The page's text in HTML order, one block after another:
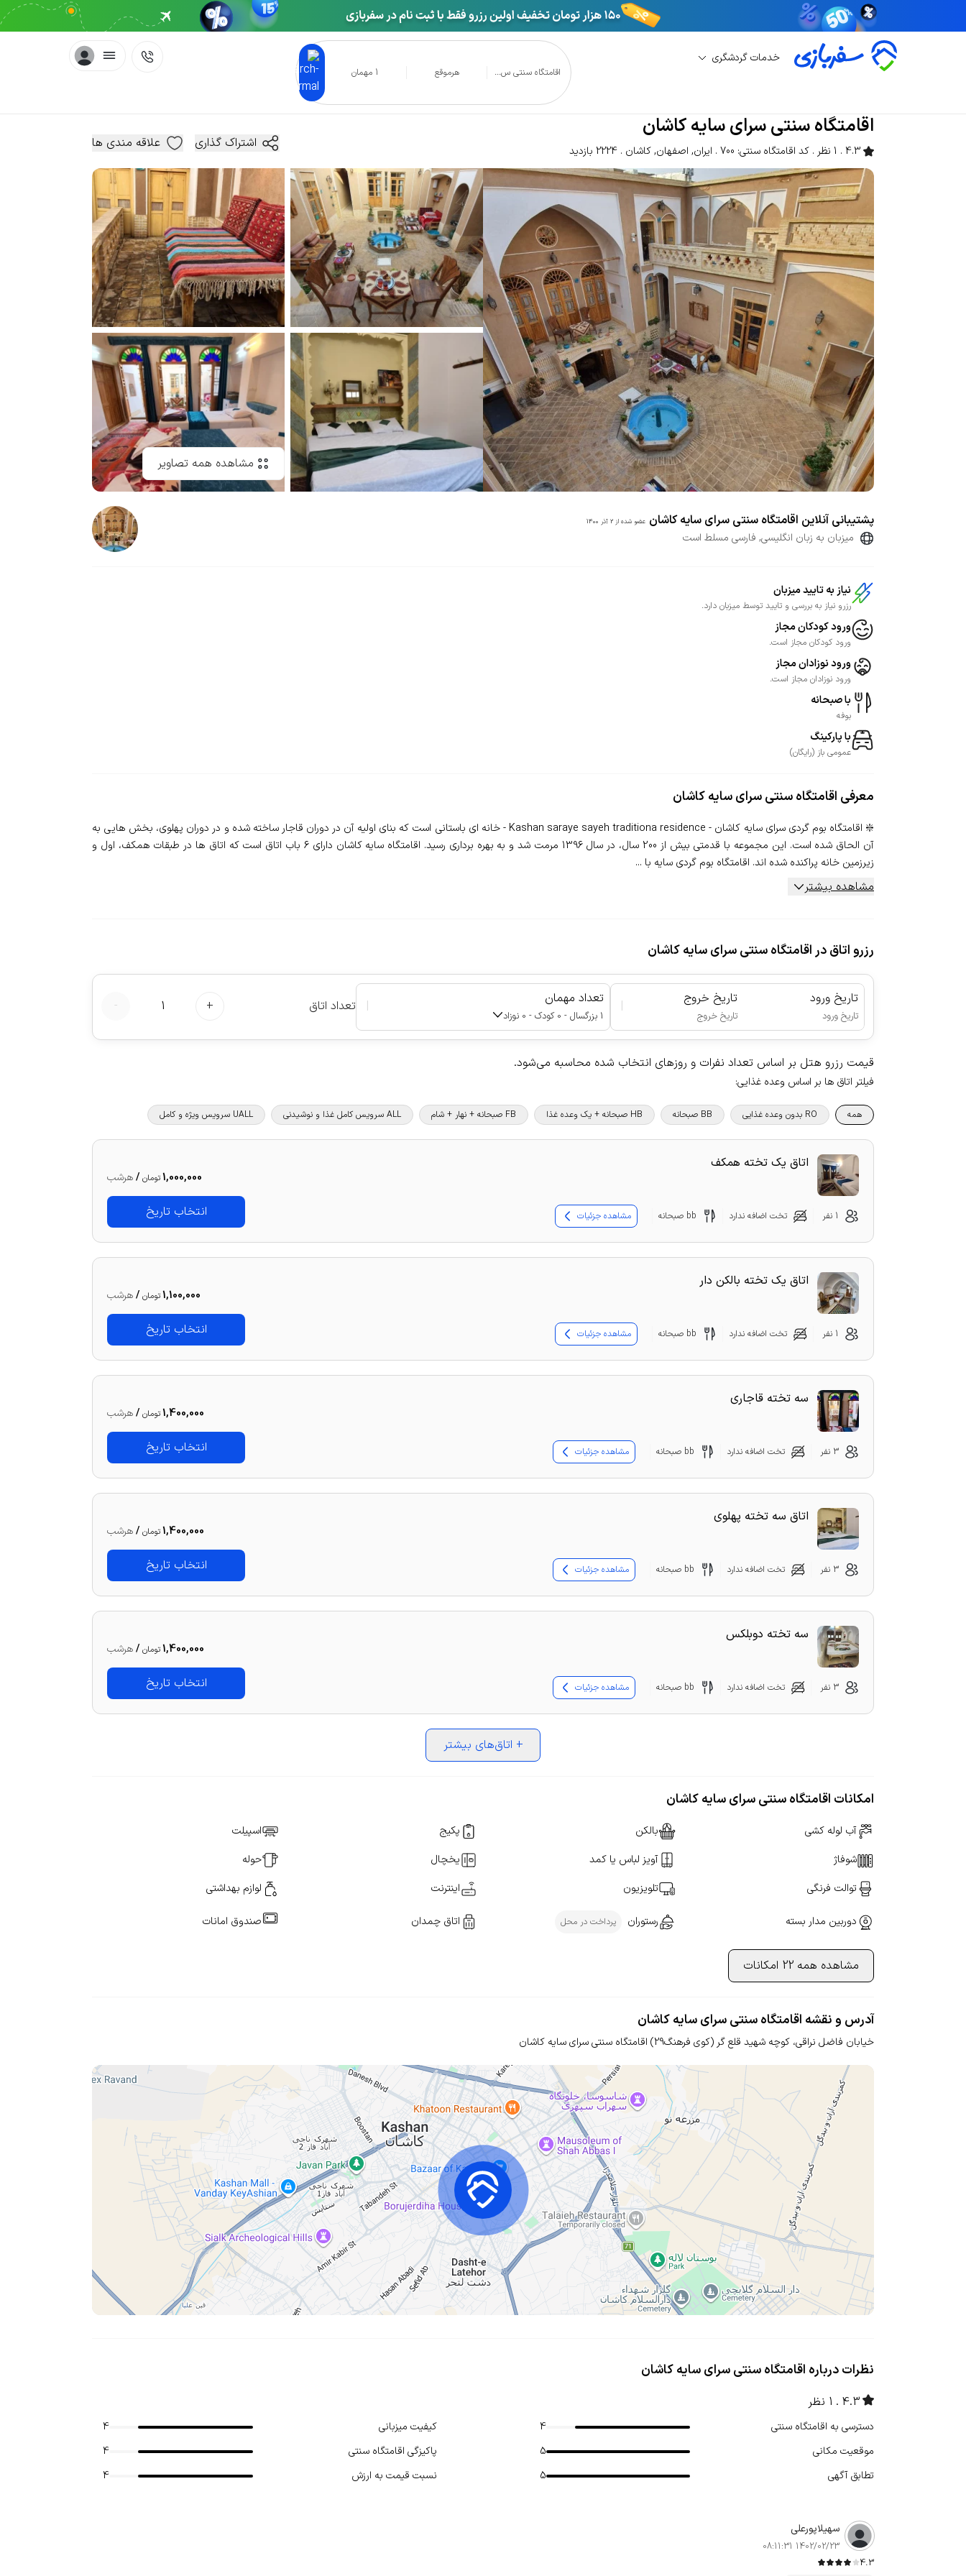
خدمات گردشگری
اقامتگاه سنتی س... هرموقع 1 مهمان
اقامتگاه سنتی سرای سایه کاشان
اقامتگاه سنتی سرای سایه کاشان
4.3 1 نظر کد اقامتگاه سنتی: 700 ایران, اصفهان,کاشان 2224 بازدید اشتراک گذاری علاقه مندی ها
مشاهده همه تصاویر
پشتیبانی آنلاین اقامتگاه سنتی سرای سایه کاشان عضو شده از 2 آذر 1400
میزبان به زبان انگلیسی, فارسی مسلط است
نیاز به تایید میزبان
رزرو نیاز به بررسی و تایید توسط میزبان دارد.
ورود کودکان مجاز
ورود کودکان مجاز است.
ورود نوزادان مجاز
ورود نوزادان مجاز است.
با صبحانه
بوفه
با پارکینگ
عمومی باز (رایگان)
معرفی اقامتگاه سنتی سرای سایه کاشان
❇️ اقامتگاه بوم گردی سرای سایه کاشان - Kashan saraye sayeh traditiona residence - خانه ای باستانی است که بنای اولیه آن در دوران قاجار ساخته شده و در دوران پهلوی، بخش هایی به
آن الحاق شده است. این مجموعه با قدمتی بیش از 200 سال، در سال 1396 مرمت شد و به بهره برداری رسید. اقامتگاه سایه کاشان دارای 6 باب اتاق است که اتاق ها در طبقات همکف، اول و
زیرزمین خانه پراکنده شده اند. اقامتگاه بوم گردی سایه با ...
مشاهده بیشتر
رزرو اتاق در اقامتگاه سنتی سرای سایه کاشان
تاریخ ورود
تاریخ ورود
تاریخ خروج
تاریخ خروج
| تعداد مهمان
1 بزرگسال - 0 کودک - 0 نوزاد
| تعداد اتاق +
1
-
قیمت رزرو هتل بر اساس تعداد نفرات و روزهای انتخاب شده محاسبه می‌شود.
فیلتر اتاق ها بر اساس وعده غذایی:
همه RO بدون وعده غذایی BB صبحانه HB صبحانه + یک وعده غذا FB صبحانه + نهار + شام ALL سرویس کامل غذا و نوشیدنی UALL سرویس ویژه و کامل
اتاق یک تخته همکف
1,000,000تومان /هرشب
انتخاب تاریخ 1 نفر تخت اضافه ندارد bb صبحانه مشاهده جزئیات
اتاق یک تخته بالکن دار
1,100,000تومان /هرشب
انتخاب تاریخ 1 نفر تخت اضافه ندارد bb صبحانه مشاهده جزئیات
سه تخته قاجاری
1,400,000تومان /هرشب
انتخاب تاریخ 3 نفر تخت اضافه ندارد bb صبحانه مشاهده جزئیات
اتاق سه تخته پهلوی
1,400,000تومان /هرشب
انتخاب تاریخ 3 نفر تخت اضافه ندارد bb صبحانه مشاهده جزئیات
سه تخته دوبلکس
1,400,000تومان /هرشب
انتخاب تاریخ 3 نفر تخت اضافه ندارد bb صبحانه مشاهده جزئیات
+ اتاق‌های بیشتر
امکانات اقامتگاه سنتی سرای سایه کاشان
آب لوله کشی بالکن پکیج
اسپیلت
شوفاژ
آویز لباس یا کمد یخچال
حوله
توالت فرنگی
تلویزیون اینترنت لوازم بهداشتی
دوربین مدار بسته رستوران پرداخت در محل اتاق چمدان صندوق امانات
مشاهده همه 22 امکانات
آدرس و نقشه اقامتگاه سنتی سرای سایه کاشان
خیابان فاضل نراقی، کوچه شهید قلع گر (کوی فرهنگ29) اقامتگاه سنتی سرای سایه کاشان
نظرات درباره اقامتگاه سنتی سرای سایه کاشان
4.3 1 نظر
دسترسی به اقامتگاه سنتی 4 کیفیت میزبانی
4
موقعیت مکانی
5 پاکیزگی اقامتگاه سنتی
4
تطابق آگهی
5 نسبت قیمت به ارزش 4
سهیلاپورعلی
1402/02/23 08:11:31
4.3